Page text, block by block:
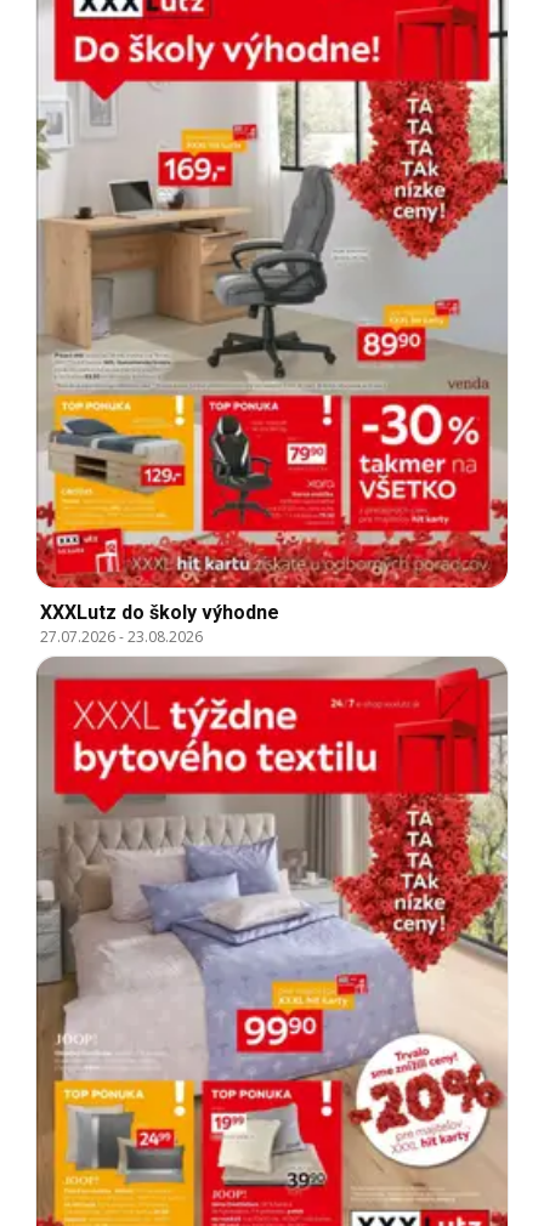
XXXLutz do školy výhodne
27.07.2026-23.08.2026